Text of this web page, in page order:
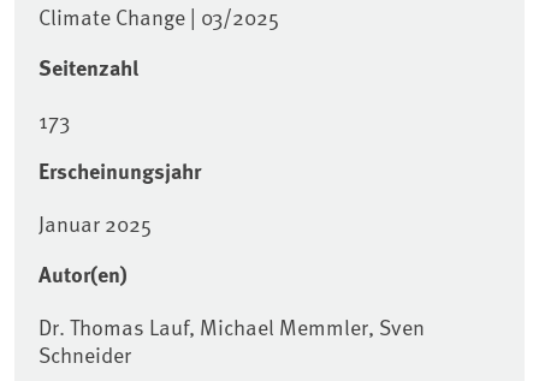
Climate Change | 03/2025
Seitenzahl
173
Erscheinungsjahr
Januar 2025
Autor(en)
Dr. Thomas Lauf, Michael Memmler, Sven
Schneider